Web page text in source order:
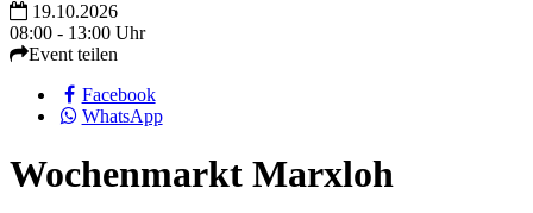
19.10.2026
08:00 - 13:00 Uhr
Event teilen
Facebook
WhatsApp
Wochenmarkt Marxloh